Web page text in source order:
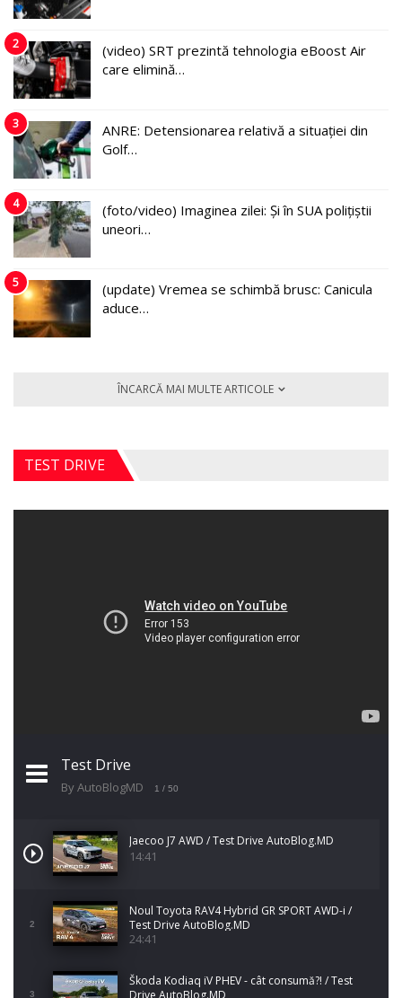
2
(video) SRT prezintă tehnologia eBoost Air
care elimină…
3
ANRE: Detensionarea relativă a situației din
Golf…
4
(foto/video) Imaginea zilei: Și în SUA polițiștii
uneori…
5
(update) Vremea se schimbă brusc: Canicula
aduce…
ÎNCARCĂ MAI MULTE ARTICOLE
TEST DRIVE
Test Drive
By AutoBlogMD 1 / 50
Jaecoo J7 AWD / Test Drive AutoBlog.MD
14:41
2
Noul Toyota RAV4 Hybrid GR SPORT AWD-i /
Test Drive AutoBlog.MD
24:41
3
Škoda Kodiaq iV PHEV - cât consumă?! / Test
Drive AutoBlog.MD